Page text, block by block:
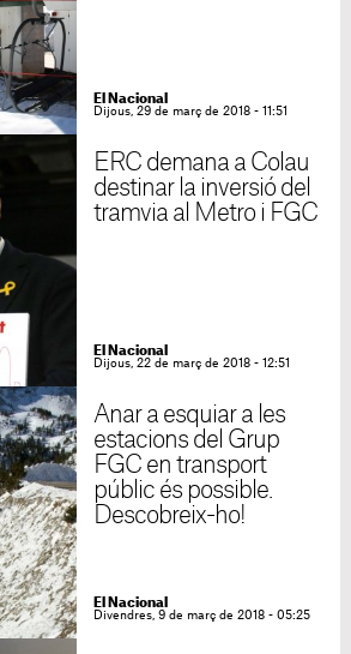
El Nacional
Dijous, 29 de març de 2018 - 11:51
ERC demana a Colau
destinar la inversió del
tramvia al Metro i FGC
El Nacional
Dijous, 22 de març de 2018 - 12:51
Anar a esquiar a les
estacions del Grup
FGC en transport
públic és possible.
Descobreix-ho!
El Nacional
Divendres, 9 de març de 2018 - 05:25